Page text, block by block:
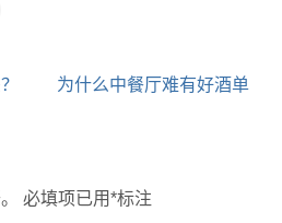
为什么中餐厅难有好酒单
必填项已用*标注